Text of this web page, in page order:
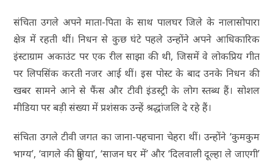
संचिता उगले अपने माता-पिता के साथ पालघर जिले के नालासोपारा
क्षेत्र में रहती थीं। निधन से कुछ घंटे पहले उन्होंने अपने आधिकारिक
इंस्टाग्राम अकाउंट पर एक रील साझा की थी, जिसमें वे लोकप्रिय गीत
पर लिपसिंक करती नजर आई थीं। इस पोस्ट के बाद उनके निधन की
खबर सामने आने से फैंस और टीवी इंडस्ट्री के लोग स्तब्ध हैं। सोशल
मीडिया पर बड़ी संख्या में प्रशंसक उन्हें श्रद्धांजलि दे रहे हैं।
संचिता उगले टीवी जगत का जाना-पहचाना चेहरा थीं। उन्होंने ‘कुमकुम
भाग्य’, ‘वागले की दुनिया’, ‘साजन घर में’ और ‘दिलवाली दूल्हा ले जाएगी’